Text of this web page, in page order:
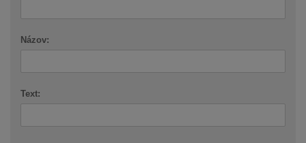
Názov:
Text: